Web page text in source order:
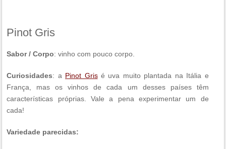
Pinot Gris
Sabor / Corpo: vinho com pouco corpo.
Curiosidades: a Pinot Grisé uva muito plantada na Itália e
França, mas os vinhos de cada um desses países têm
características próprias. Vale a pena experimentar um de
cada!
Variedade parecidas: